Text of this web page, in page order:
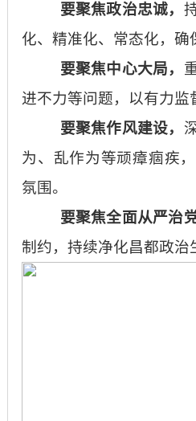
要聚焦政治忠诚，
化、精准化、常态化，确
要聚焦中心大局，
进不力等问题，以有力监
要聚焦作风建设，
为、乱作为等顽瘴痼疾
氛围。
要聚焦全面从严治党
制约，持续净化昌都政治